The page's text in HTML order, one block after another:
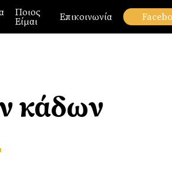
Ποιος
Είμαι
Επικοινωνία
κάδων